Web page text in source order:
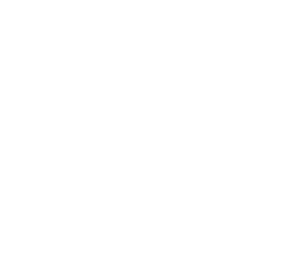
大飯店
區, 距離市中心 1.0 公里
Fi